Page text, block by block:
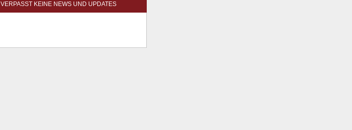
VERPASST KEINE NEWS UND UPDATES